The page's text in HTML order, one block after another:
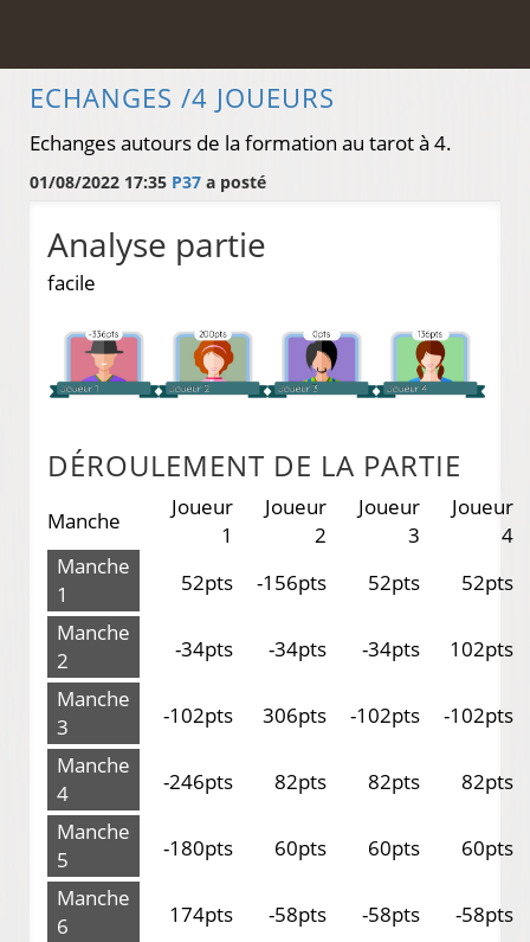
ECHANGES /4 JOUEURS
Echanges autours de la formation au tarot à 4.
01/08/2022 17:35 P37 a posté
Analyse partie
facile
DÉROULEMENT DE LA PARTIE
Manche
Joueur
1
Joueur
2
Joueur
3
Joueur
4
Manche
1
52pts -156pts 52pts
52pts
Manche
2
-34pts -34pts -34pts
102pts
Manche
3
-102pts 306pts -102pts
-102pts
Manche
4
-246pts 82pts 82pts
82pts
Manche
5
-180pts 60pts 60pts
60pts
Manche
6
174pts -58pts -58pts -58pts